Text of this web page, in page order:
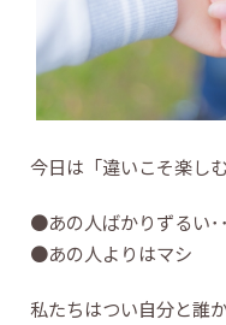
今日は「違いこそ楽しむ
●あの人ばかりずるい･
●あの人よりはマシ
私たちはつい自分と誰